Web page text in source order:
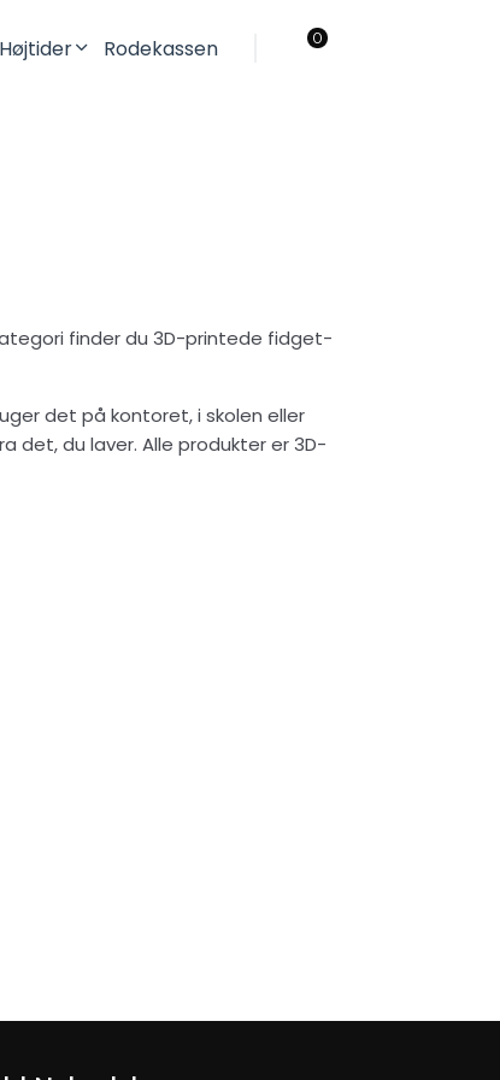
Højtider Rodekassen 0
finder du 3D-printede fidget-
det på kontoret, i skolen eller
du laver. Alle produkter er 3D-